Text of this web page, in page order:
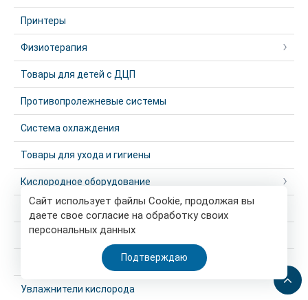
Сайт использует файлы Cookie, продолжая вы
даете свое согласие на обработку своих
персональных данных
Подтверждаю
Принтеры
Физиотерапия
Товары для детей с ДЦП
Противопролежневые системы
Система охлаждения
Товары для ухода и гигиены
Кислородное оборудование
Рециркуляторы-облучатели
Ингалятор-небулайзер
Увлажнители кислорода